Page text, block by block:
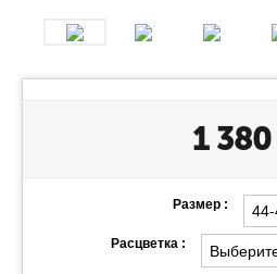
1 380
Размер :
Расцветка :